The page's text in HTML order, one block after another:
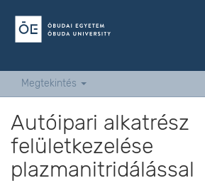
Megtekintés
Autóipari alkatrész
felületkezelése
plazmanitridálással